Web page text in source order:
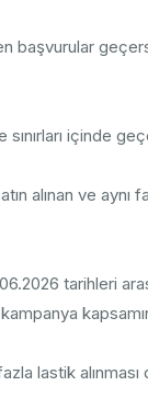
başvurular
içinde
alınan ve
tarihleri
kampanya
lastik